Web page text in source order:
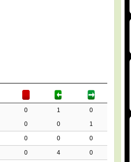
0 1
0
0 0 1
0 0 0
0 4 0